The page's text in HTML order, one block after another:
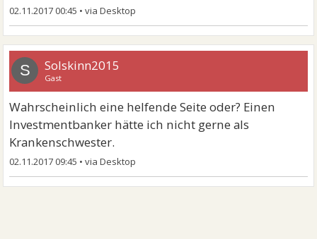
02.11.2017 00:45 •
S Solskinn2015
Gast
Wahrscheinlich eine helfende Seite oder? Einen
Investmentbanker hätte ich nicht gerne als
Krankenschwester.
02.11.2017 09:45 •